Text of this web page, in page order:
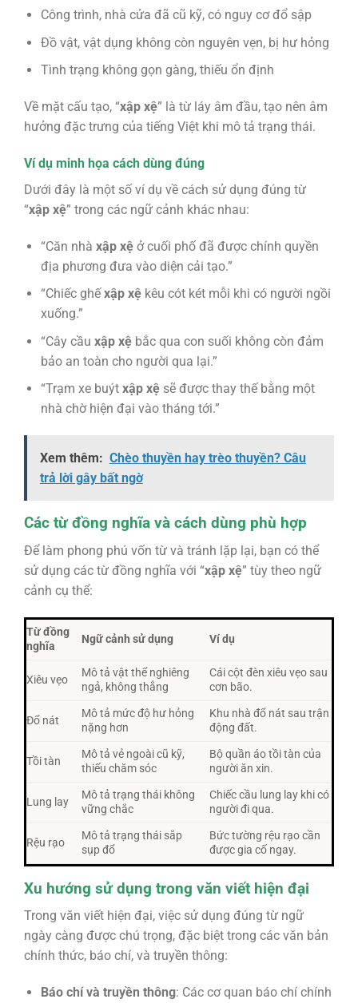
Công trình, nhà cửa đã cũ kỹ, có nguy cơ đổ sập
Đồ vật, vật dụng không còn nguyên vẹn, bị hư hỏng
Tình trạng không gọn gàng, thiếu ổn định
Về mặt cấu tạo, “xập xệ” là từ láy âm đầu, tạo nên âm
hưởng đặc trưng của tiếng Việt khi mô tả trạng thái.
Ví dụ minh họa cách dùng đúng
Dưới đây là một số ví dụ về cách sử dụng đúng từ
“xập xệ” trong các ngữ cảnh khác nhau:
“Căn nhà xập xệở cuối phố đã được chính quyền
địa phương đưa vào diện cải tạo.”
“Chiếc ghếxập xệkêu cót két mỗi khi có người ngồi
xuống.”
“Cây cầu xập xệbắc qua con suối không còn đảm
bảo an toàn cho người qua lại.”
“Trạm xe buýt xập xệsẽ được thay thế bằng một
nhà chờ hiện đại vào tháng tới.”
Xem thêm: Chèo thuyền hay trèo thuyền? Câu
trả lời gây bất ngờ
Các từ đồng nghĩa và cách dùng phù hợp
Để làm phong phú vốn từ và tránh lặp lại, bạn có thể
sử dụng các từ đồng nghĩa với “xập xệ” tùy theo ngữ
cảnh cụ thể:
Từ đồng
nghĩa
Ngữ cảnh sử dụng Ví dụ
Xiêu vẹo
Mô tả vật thể nghiêng
ngả, không thẳng
Cái cột đèn xiêu vẹo sau
cơn bão.
Đổ nát
Mô tả mức độ hư hỏng
nặng hơn
Khu nhà đổ nát sau trận
động đất.
Tồi tàn
Mô tả vẻ ngoài cũ kỹ,
thiếu chăm sóc
Bộ quần áo tồi tàn của
người ăn xin.
Lung lay
Mô tả trạng thái không
vững chắc
Chiếc cầu lung lay khi có
người đi qua.
Rệu rạo
Mô tả trạng thái sắp
sụp đổ
Bức tường rệu rạo cần
được gia cố ngay.
Xu hướng sử dụng trong văn viết hiện đại
Trong văn viết hiện đại, việc sử dụng đúng từ ngữ
ngày càng được chú trọng, đặc biệt trong các văn bản
chính thức, báo chí, và truyền thông:
Báo chí và truyền thông: Các cơ quan báo chí chính